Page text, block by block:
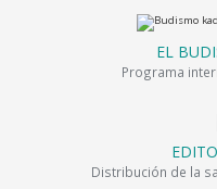
EL
Programa
Distribución de la